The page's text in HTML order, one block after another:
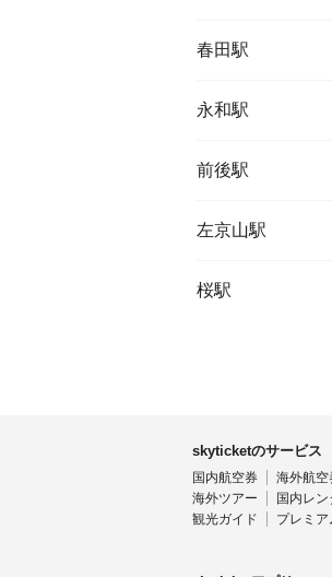
春田駅
永和駅
前後駅
左京山駅
桜駅